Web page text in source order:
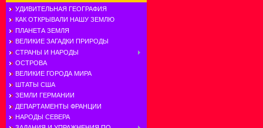
УДИВИТЕЛЬНАЯ ГЕОГРАФИЯ
КАК ОТКРЫВАЛИ НАШУ ЗЕМЛЮ
ПЛАНЕТА ЗЕМЛЯ
ВЕЛИКИЕ ЗАГАДКИ ПРИРОДЫ
СТРАНЫ И НАРОДЫ
ОСТРОВА
ВЕЛИКИЕ ГОРОДА МИРА
ШТАТЫ США
ЗЕМЛИ ГЕРМАНИИ
ДЕПАРТАМЕНТЫ ФРАНЦИИ
НАРОДЫ СЕВЕРА